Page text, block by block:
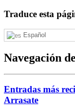
Traduce esta
Español
Navegación
Entradas más
Arrasate